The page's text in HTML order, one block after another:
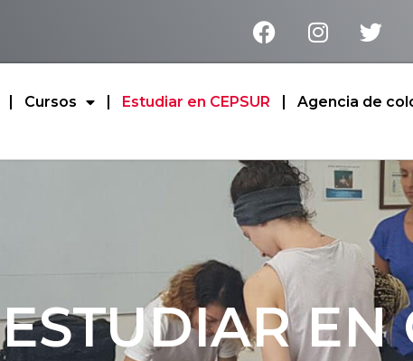
Cursos Estudiar en CEPSUR Agencia de
ESTUDIAR EN